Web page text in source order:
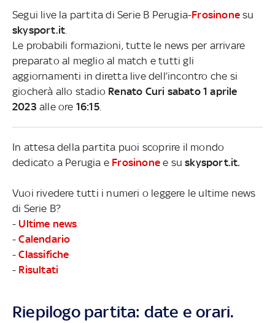
Segui live la partita di Serie B Perugia-Frosinone su
skysport.it
Le probabili formazioni, tutte le news per arrivare
preparato al meglio al match e tutti gli
aggiornamenti in diretta live dell’incontro che si
giocherà allo stadio Renato Curi sabato 1 aprile
2023 alle ore 16:15.
In attesa della partita puoi scoprire il mondo
dedicato a Perugia e Frosinone e suskysport.it.
Vuoi rivedere tutti i numeri o leggere le ultime news
di Serie B?
- Ultime news
-Calendario
-Classifiche
- Risultati
Riepilogo partita: date e orari.